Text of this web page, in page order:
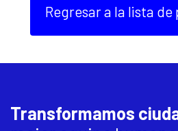
Regresar a la lista
Transformamos